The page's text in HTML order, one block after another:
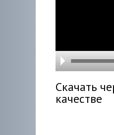
Скачать
качестве